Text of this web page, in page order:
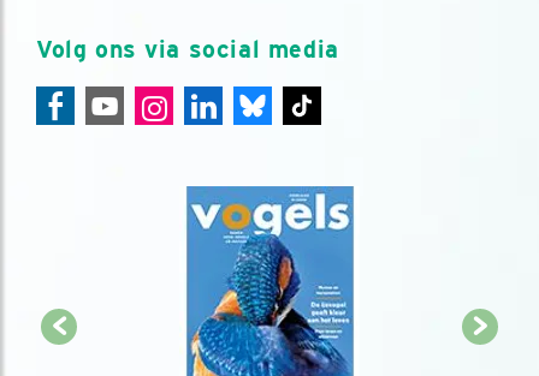
Volg ons via social media